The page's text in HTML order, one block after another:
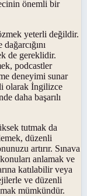
önemli bir
yeterli değildir.
de gereklidir.
podcastler
deneyimi sunar
olarak İngilizce
daha başarılı
tutmak da
düzenli
artırır. Sınava
anlamak ve
katılabilir veya
ve düzenli
mümkündür.